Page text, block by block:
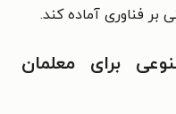
بر فناوری آماده کند.
برای معلمان